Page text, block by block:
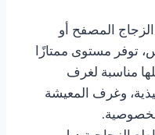
المصفح أو
توفر مستوى ممتازًا
مناسبة لغرف
وغرف المعيشة